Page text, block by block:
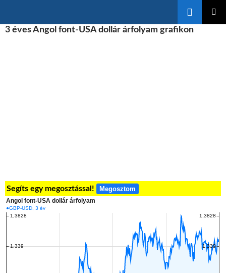
A
3 éves Angol font-USA dollár árfolyam grafikon
Segíts egy megosztással! Megosztom